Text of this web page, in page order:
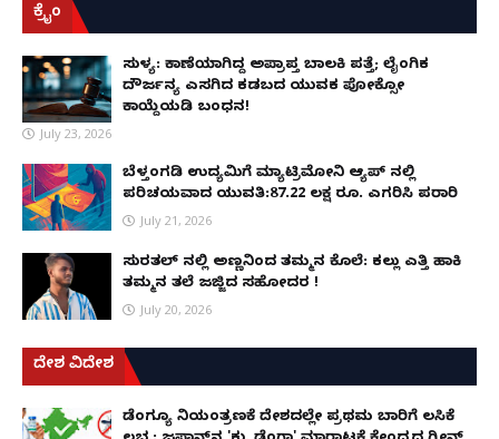
ಕ್ರೈಂ
ಸುಳ್ಯ: ಕಾಣೆಯಾಗಿದ್ದ ಅಪ್ರಾಪ್ತ ಬಾಲಕಿ ಪತ್ತೆ; ಲೈಂಗಿಕ
ದೌರ್ಜನ್ಯ ಎಸಗಿದ ಕಡಬದ ಯುವಕ ಪೋಕ್ಸೋ
ಕಾಯ್ದೆಯಡಿ ಬಂಧನ!
July 23, 2026
ಬೆಳ್ತಂಗಡಿ ಉದ್ಯಮಿಗೆ ಮ್ಯಾಟ್ರಿಮೋನಿ ಆ್ಯಪ್ ನಲ್ಲಿ
ಪರಿಚಯವಾದ ಯುವತಿ:87.22 ಲಕ್ಷ ರೂ. ಎಗರಿಸಿ ಪರಾರಿ
July 21, 2026
ಸುರತ್ಕಲ್ ನಲ್ಲಿ ಅಣ್ಣನಿಂದ ತಮ್ಮನ ಕೊಲೆ: ಕಲ್ಲು ಎತ್ತಿ ಹಾಕಿ
ತಮ್ಮನ ತಲೆ ಜಜ್ಜಿದ ಸಹೋದರ !
July 20, 2026
ದೇಶ ವಿದೇಶ
ಡೆಂಗ್ಯೂ ನಿಯಂತ್ರಣಕ್ಕೆ ದೇಶದಲ್ಲೇ ಪ್ರಥಮ ಬಾರಿಗೆ ಲಸಿಕೆ